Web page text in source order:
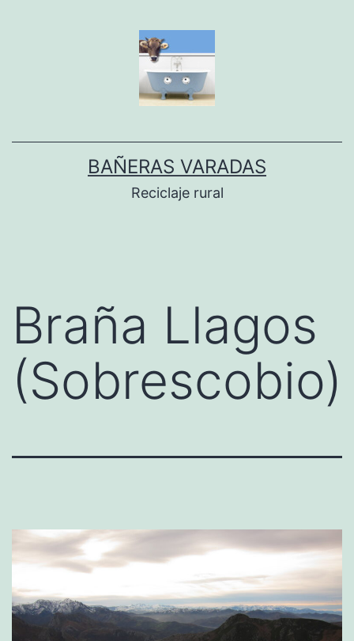
BAÑERAS VARADAS
Reciclaje rural
Braña Llagos
(Sobrescobio)